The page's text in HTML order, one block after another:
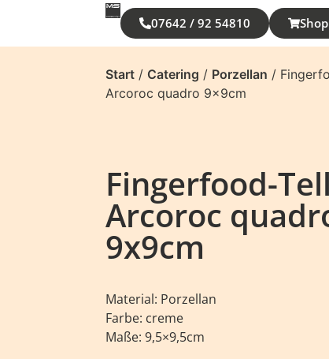
07642 / 92 54810 Shop
Start / Catering / Porzellan /
Arcoroc quadro 9x9cm
Fingerfood-
Arcoroc
9x9cm
Material: Porzellan
Farbe: creme
Maße: 9,5×9,5cm